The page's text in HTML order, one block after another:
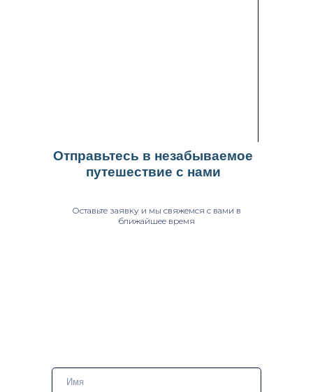
Оставьте заявку и мы свяжемся с вами в
ближайшее время
Отправьтесь в незабываемое
путешествие с нами